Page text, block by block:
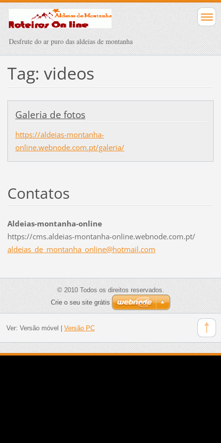
Desfrute do ar puro das aldeias de montanha
Tag: videos
Galeria de fotos
https://aldeias-montanha-
online.webnode.com.pt/galeria/
Contatos
Aldeias-montanha-online
https://cms.aldeias-montanha-online.webnode.com.pt/
aldeias_ de_montanha_online@hotmail.com
© 2010 Todos os direitos reservados.
Crie o seu site grátis
Ver: Versão móvel Versão PC